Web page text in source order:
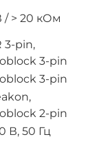
/ > 20 кОм
3-pin,
3-pin
3-pin
2-pin
В, 50 Гц